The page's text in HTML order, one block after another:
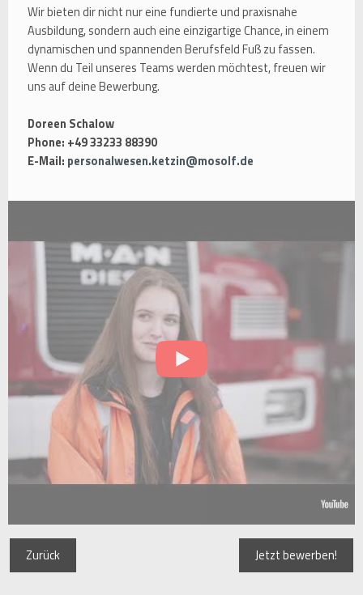
Wir bieten dir nicht nur eine fundierte und praxisnahe
Ausbildung, sondern auch eine einzigartige Chance, in einem
dynamischen und spannenden Berufsfeld Fuß zu fassen.
Wenn du Teil unseres Teams werden möchtest, freuen wir
uns auf deine Bewerbung.
Doreen Schalow
Phone: +49 33233 88390
E-Mail: personalwesen.ketzin@mosolf.de
Zurück Jetzt bewerben!